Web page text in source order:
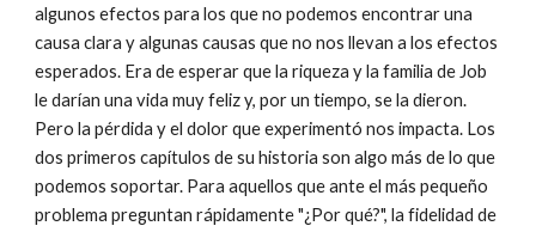
algunos efectos para los que no podemos encontrar una
causa clara y algunas causas que no nos llevan a los efectos
esperados. Era de esperar que la riqueza y la familia de Job
le darían una vida muy feliz y, por un tiempo, se la dieron.
Pero la pérdida y el dolor que experimentó nos impacta. Los
dos primeros capítulos de su historia son algo más de lo que
podemos soportar. Para aquellos que ante el más pequeño
problema preguntan rápidamente "¿Por qué?", la fidelidad de